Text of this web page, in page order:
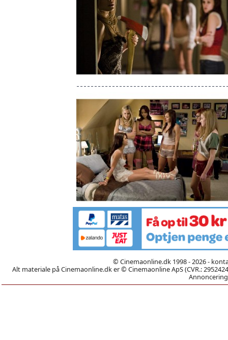
© Cinemaonline.dk 1998 - 2026 -
Alt materiale på Cinemaonline.dk er © Cinemaonline ApS (CVR.: